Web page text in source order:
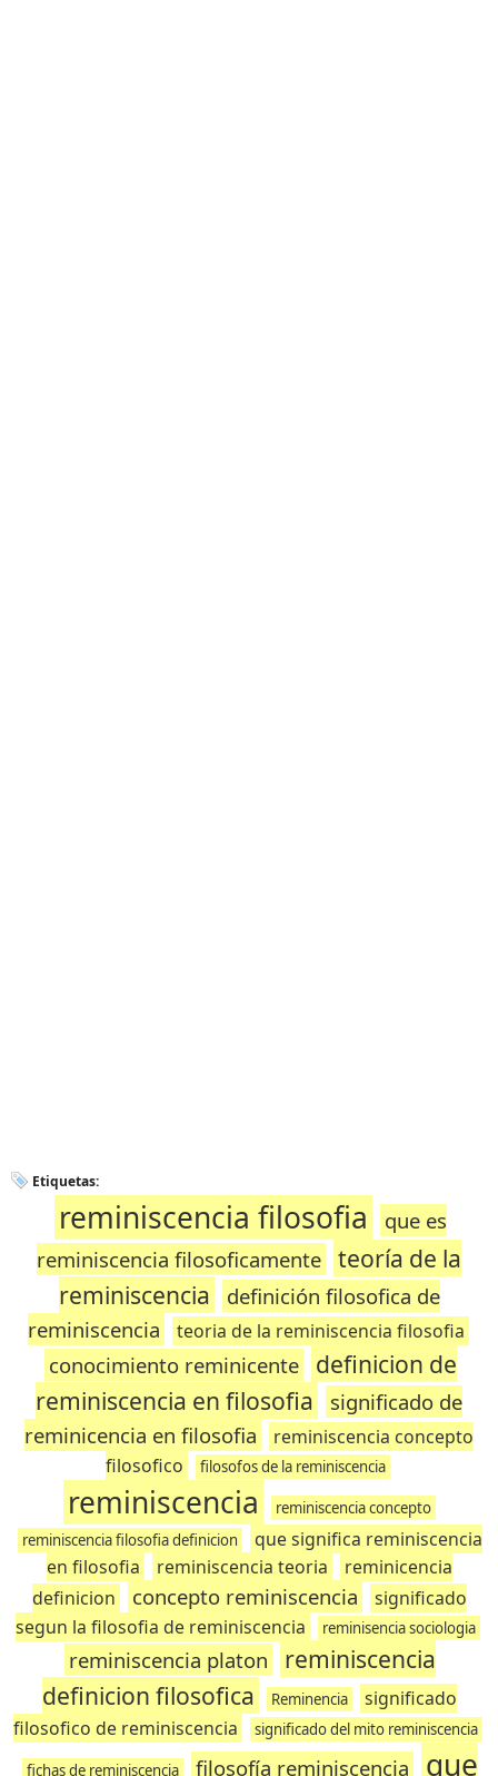
Etiquetas:
reminiscencia filosofia
que es
reminiscencia filosoficamente teoría de la
reminiscencia
definición filosofica de
reminiscencia
teoria de la reminiscencia filosofia
conocimiento reminicente
definicion de
reminiscencia en filosofia
significado de
reminicencia en filosofia
reminiscencia concepto
filosofico
filosofos de la reminiscencia
reminiscencia
reminiscencia concepto
reminiscencia filosofia definicion
que significa reminiscencia
en filosofia
reminiscencia teoria
reminicencia
definicion
concepto reminiscencia
significado
segun la filosofia de reminiscencia
reminisencia sociologia
reminiscencia platon
reminiscencia
definicion filosofica
Reminencia
significado
filosofico de reminiscencia
significado del mito reminiscencia
fichas de reminiscencia filosofía reminiscencia
que